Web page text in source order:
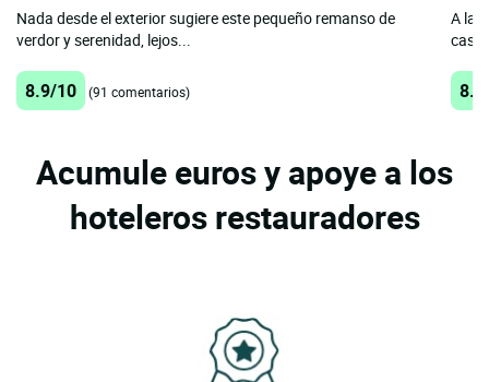
Nada desde el exterior sugiere este pequeño remanso de
verdor y serenidad, lejos...
8.9/10 (91 comentarios)
A las
casa
Acumule euros y apoye a los
hoteleros restauradores